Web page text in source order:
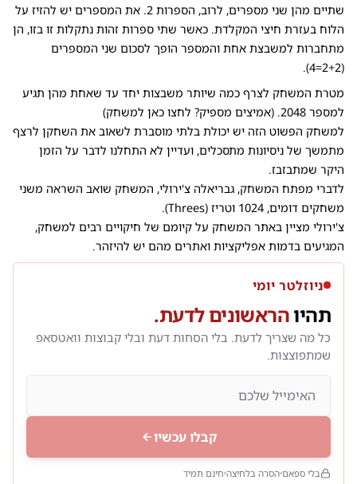
שתיים מהן שני מספרים, לרוב, הספרות 2. את המספרים יש להזיז על
הלוח בעזרת חיצי המקלדת. כאשר שתי ספרות זהות נתקלות זו בזו, הן
מתחברות למשבצת אחת והמספר הופך לסכום שני המספרים
(2+2=4).
מטרת המשחק לצרף כמה שיותר משבצות יחד עד שאחת מהן תגיע
למספר 2048. (אמיצים מספיק? לחצו
כאן למשחק)
למשחק הפשוט הזה יש יכולת בלתי מוסברת לשאוב את השחקן לרצף
מתמשך של ניסיונות מתסכלים, ועדיין לא התחלנו לדבר על הזמן
היקר שמתבזבז.
לדברי מפתח המשחק, גבריאלה צ'ירולי, המשחק שואב השראה משני
משחקים דומים, 1024 וטריז (Threes).
צ'ירולי מציין באתר המשחק על קיומם של חיקויים רבים למשחק,
המגיעים בדמות אפליקציות ואתרים מהם יש להיזהר.
ניוזלטר יומי
תהיוהראשונים לדעת.
כל מה שצריך לדעת. בלי הסחות דעת ובלי קבוצות וואטסאפ
שמתפוצצות.
קבלו עכשיו
בלי ספאם הסרה בלחיצה חינם תמיד